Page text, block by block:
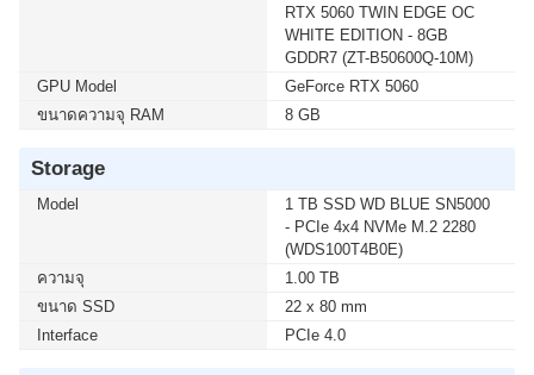
RTX 5060 TWIN EDGE OC
WHITE EDITION - 8GB
GDDR7 (ZT-B50600Q-10M)
GPU Model
GeForce RTX 5060
ขนาดความจุ RAM
8 GB
Storage
Model
1 TB SSD WD BLUE SN5000
- PCIe 4x4 NVMe M.2 2280
(WDS100T4B0E)
ความจุ
1.00 TB
ขนาด SSD
22 x 80 mm
Interface
PCIe 4.0